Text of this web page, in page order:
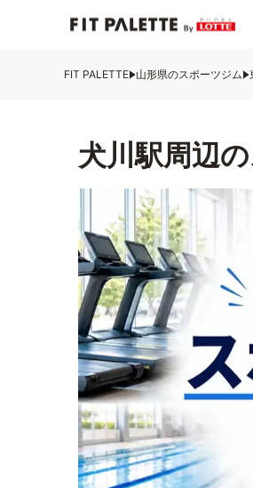
FIT PALETTE 山形県のスポーツジム
犬川駅周辺